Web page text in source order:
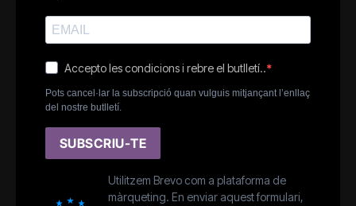
Accepto les condicions i rebre el butlletí..
Pots cancel·lar la subscripció quan vulguis mitjançant l’enllaç
del nostre butlletí.
SUBSCRIU-TE
Utilitzem Brevo com a plataforma de
màrqueting. En enviar aquest formulari,